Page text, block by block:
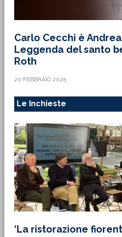
Carlo Cecchi è
Leggenda del santo
Roth
20 FEBBRAIO 2025
Le Inchieste
‘La ristorazione